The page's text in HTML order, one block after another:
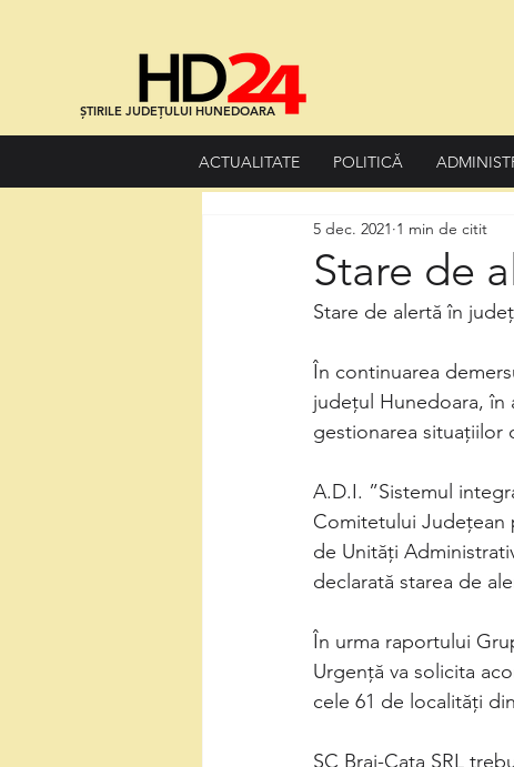
ȘTIRILE JUDEȚULUI HUNEDOARA
ACTUALITATE POLITICĂ
Stare de
5 dec. 2021 1 min de citit
Stare de alertă în
În continuarea
județul Hunedoara, în
gestionarea situațiilor
A.D.I. ”Sistemul
Comitetului Județean
de Unități
declarată starea de
În urma raportului
Urgență va solicita
cele 61 de localități
SC Brai-Cata SRL